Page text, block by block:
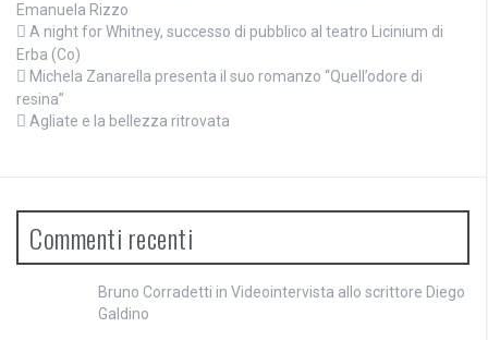
Emanuela Rizzo
A night for Whitney, successo di pubblico al teatro Licinium di
Erba (Co)
Michela Zanarella presenta il suo romanzo “Quell’odore di
resina”
Agliate e la bellezza ritrovata
Commenti recenti
Bruno Corradetti in Videointervista allo scrittore Diego
Galdino